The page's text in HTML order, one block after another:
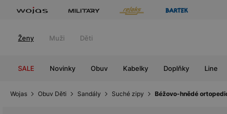
Ženy Muži Děti
SALE Novinky Obuv Kabelky Doplňky Line
Wojas Obuv Děti Sandály Suché zipy Béžovo-hnědé